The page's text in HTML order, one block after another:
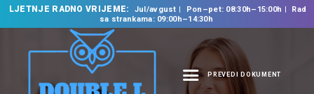
LJETNJE RADNO VRIJEME: Jul/avgust Pon–pet: 08:30h–15:00h
Rad
sa strankama: 09:00h–14:30h
PREVEDI DOKUMENT